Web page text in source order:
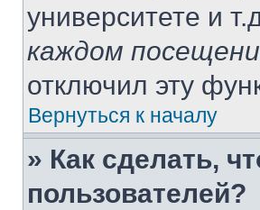
университете и
каждом
отключил эту
Вернуться к началу
» Как сделать,
пользователей?